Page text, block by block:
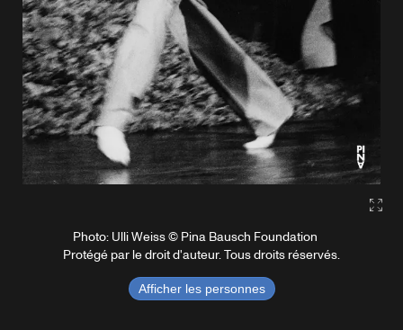
Photo: Ulli Weiss © Pina Bausch Foundation
Protégé par le droit d'auteur. Tous droits réservés.
Afficher les personnes